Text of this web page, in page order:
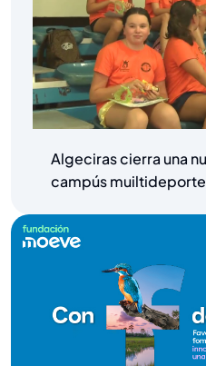
Algeciras cierra una
campús